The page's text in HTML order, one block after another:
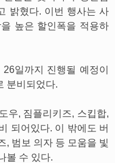
밝혔다. 이번 행사는 사
높은 할인폭을 적용하
일까지 진행될 예정이
분비되었다.
우, 짐플리키즈, 스킵합,
되어있다. 이 밖에도 버
, 범보 의자 등 모움을 빛
볼 수 있다.